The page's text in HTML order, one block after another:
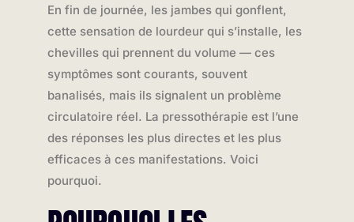
En fin de journée, les jambes qui gonflent,
cette sensation de lourdeur qui s’installe, les
chevilles qui prennent du volume — ces
symptômes sont courants, souvent
banalisés, mais ils signalent un problème
circulatoire réel. La pressothérapie est l’une
des réponses les plus directes et les plus
efficaces à ces manifestations. Voici
pourquoi.